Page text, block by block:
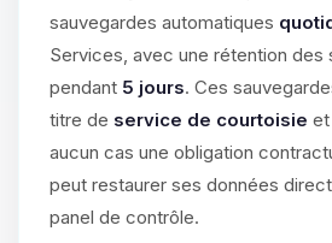
sauvegardes automatiques
Services, avec une rétention des
pendant 5 jours. Ces
titre de service de courtoisie
aucun cas une obligation
peut restaurer ses données
panel de contrôle.